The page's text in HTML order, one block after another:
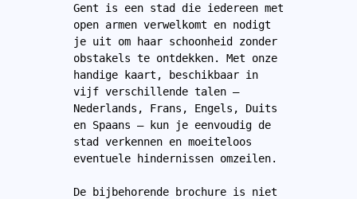
Gent is een stad die iedereen met
open armen verwelkomt en nodigt
je uit om haar schoonheid zonder
obstakels te ontdekken. Met onze
handige kaart, beschikbaar in
vijf verschillende talen –
Nederlands, Frans, Engels, Duits
en Spaans – kun je eenvoudig de
stad verkennen en moeiteloos
eventuele hindernissen omzeilen.
De bijbehorende brochure is niet